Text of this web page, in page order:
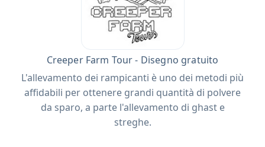
Creeper Farm Tour - Disegno gratuito
L'allevamento dei rampicanti è uno dei metodi più
affidabili per ottenere grandi quantità di polvere
da sparo, a parte l'allevamento di ghast e
streghe.